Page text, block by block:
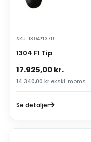
SKU: 1304F137U
1304 F1 Tip
17.925,00kr.
14.340,00 kr.ekskl. moms
Se detaljer